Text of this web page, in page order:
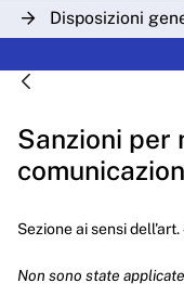
Disposizioni
Personale
Performance
Enti controllati
Sanzioni per
Sezione ai sensi dell'art.
Non sono state